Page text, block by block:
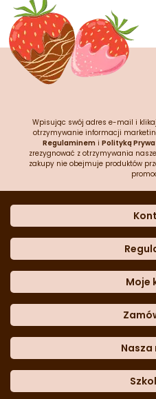
Wpisując swój adres e-mail i
otrzymywanie informacji
Regulaminem i Polityką
zrezygnować z otrzymywania
zakupy nie obejmuje produktów
Dane
Często
Sklep
Formularz
telefon:
Polityka
Polityka
Polityka
Polityka
Moje
Moje
Historia
Lista
Moje
Metody
Dane do
Formularz
Nasza
Trio